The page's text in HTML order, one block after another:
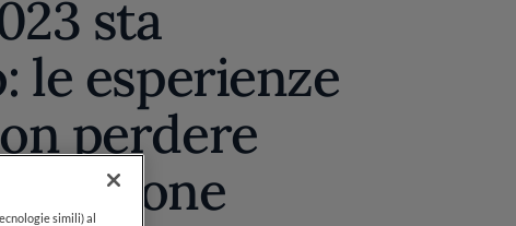
sta
le esperienze
perdere
stagione
simili) al